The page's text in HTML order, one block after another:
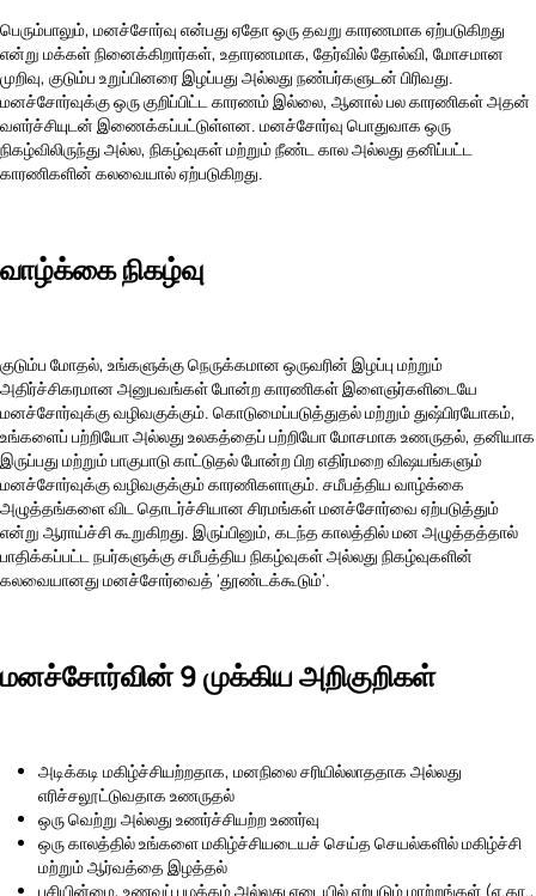
பெரும்பாலும், மனச்சோர்வு என்பது ஏதோ ஒரு தவறு காரணமாக ஏற்படுகிறது
என்று மக்கள் நினைக்கிறார்கள், உதாரணமாக, தேர்வில் தோல்வி, மோசமான
முறிவு, குடும்ப உறுப்பினரை இழப்பது அல்லது நண்பர்களுடன் பிரிவது.
மனச்சோர்வுக்கு ஒரு குறிப்பிட்ட காரணம் இல்லை, ஆனால் பல காரணிகள் அதன்
வளர்ச்சியுடன் இணைக்கப்பட்டுள்ளன. மனச்சோர்வு பொதுவாக ஒரு
நிகழ்விலிருந்து அல்ல, நிகழ்வுகள் மற்றும் நீண்ட கால அல்லது தனிப்பட்ட
காரணிகளின் கலவையால் ஏற்படுகிறது.
வாழ்க்கை நிகழ்வு
குடும்ப மோதல், உங்களுக்கு நெருக்கமான ஒருவரின் இழப்பு மற்றும்
அதிர்ச்சிகரமான அனுபவங்கள் போன்ற காரணிகள் இளைஞர்களிடையே
மனச்சோர்வுக்கு வழிவகுக்கும். கொடுமைப்படுத்துதல் மற்றும் துஷ்பிரயோகம்,
உங்களைப் பற்றியோ அல்லது உலகத்தைப் பற்றியோ மோசமாக உணருதல், தனியாக
இருப்பது மற்றும் பாகுபாடு காட்டுதல் போன்ற பிற எதிர்மறை விஷயங்களும்
மனச்சோர்வுக்கு வழிவகுக்கும் காரணிகளாகும். சமீபத்திய வாழ்க்கை
அழுத்தங்களை விட தொடர்ச்சியான சிரமங்கள் மனச்சோர்வை ஏற்படுத்தும்
என்று ஆராய்ச்சி கூறுகிறது. இருப்பினும், கடந்த காலத்தில் மன அழுத்தத்தால்
பாதிக்கப்பட்ட நபர்களுக்கு சமீபத்திய நிகழ்வுகள் அல்லது நிகழ்வுகளின்
கலவையானது மனச்சோர்வைத் 'தூண்டக்கூடும்'.
மனச்சோர்வின் 9 முக்கிய அறிகுறிகள்
அடிக்கடி மகிழ்ச்சியற்றதாக, மனநிலை சரியில்லாததாக அல்லது
எரிச்சலூட்டுவதாக உணருதல்
ஒரு வெற்று அல்லது உணர்ச்சியற்ற உணர்வு
ஒரு காலத்தில் உங்களை மகிழ்ச்சியடையச் செய்த செயல்களில் மகிழ்ச்சி
மற்றும் ஆர்வத்தை இழத்தல்
பசியின்மை, உணவுப் பழக்கம் அல்லது எடையில் ஏற்படும் மாற்றங்கள் (எ.கா.,